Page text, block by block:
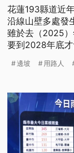
花蓮193縣道近
沿線山壁多處發
雖於去（2025
要到2028年底才
邊坡 用路人